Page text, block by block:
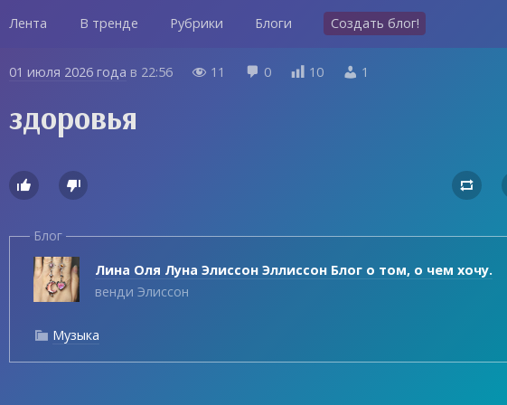
Лента В тренде Рубрики Блоги Создать блог!
01 июля 2026 года в 22:56  11  0  10  1
здоровья
  
Блог
Лина Оля Луна Элиссон Эллиссон Блог о том, о чем хочу.
венди Элиссон
 Музыка